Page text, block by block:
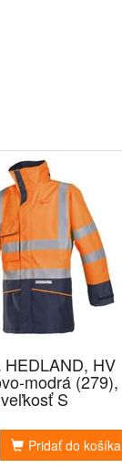
HEDLAND, HV
modrá (279),
veľkosť S
Pridať do košíka